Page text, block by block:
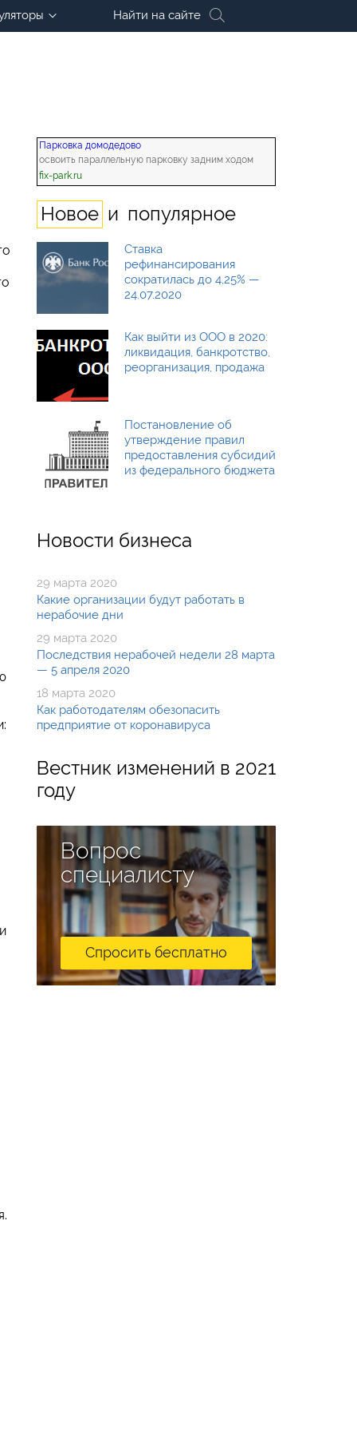
Найти на сайте
Парковка домодедово
освоить параллельную парковку задним ходом
fix-park.ru
Новое и популярное
Ставка
рефинансирования
сократилась до 4,25% —
24.07.2020
Как выйти из ООО в 2020:
ликвидация, банкротство,
реорганизация, продажа
Постановление об
утверждение правил
предоставления субсидий
из федерального бюджета
Новости бизнеса
29 марта 2020
Какие организации будут работать в
нерабочие дни
29 марта 2020
Последствия нерабочей недели 28 марта
— 5 апреля 2020
18 марта 2020
Как работодателям обезопасить
предприятие от коронавируса
Вестник изменений в 2021
году
Вопрос
специалисту
Спросить бесплатно